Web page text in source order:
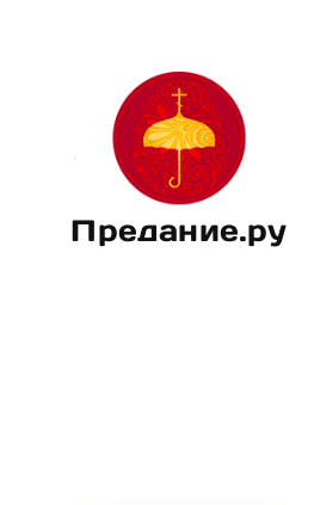
Предание.ру